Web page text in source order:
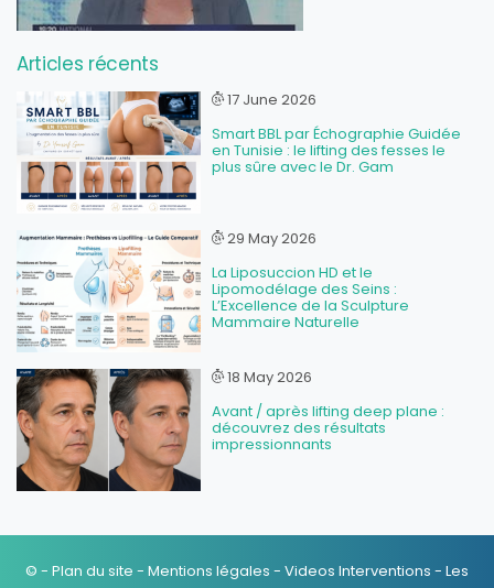
Articles récents
17 June 2026
Smart BBL par Échographie Guidée
en Tunisie : le lifting des fesses le
plus sûre avec le Dr. Gam
29 May 2026
La Liposuccion HD et le
Lipomodélage des Seins :
L’Excellence de la Sculpture
Mammaire Naturelle
18 May 2026
Avant / après lifting deep plane :
découvrez des résultats
impressionnants
© - Plan du site - Mentions légales - Videos Interventions - Les